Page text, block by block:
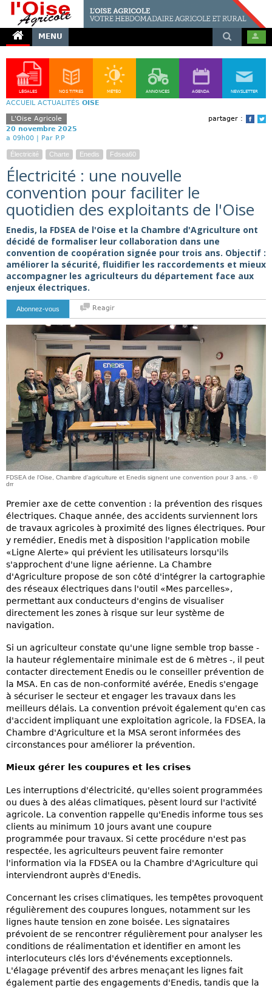
MENU
LÉGALES NOS TITRES MÉTÉO ANNONCES AGENDA NEWSLETTER
ACCUEIL ACTUALITÉS OISE
partager :
L'Oise Agricole
20 novembre 2025
a 09h00 | Par P.P
Électricité Charte Enedis Fdsea60
Électricité : une nouvelle
convention pour faciliter le
quotidien des exploitants de l'Oise
Enedis, la FDSEA de l'Oise et la Chambre d'Agriculture ont
décidé de formaliser leur collaboration dans une
convention de coopération signée pour trois ans. Objectif :
améliorer la sécurité, fluidifier les raccordements et mieux
accompagner les agriculteurs du département face aux
enjeux électriques.
Abonnez-vous Reagir
FDSEA de l'Oise, Chambre d'agriculture et Enedis signent une convention pour 3 ans. - ©
drr
Premier axe de cette convention : la prévention des risques
électriques. Chaque année, des accidents surviennent lors
de travaux agricoles à proximité des lignes électriques. Pour
y remédier, Enedis met à disposition l'application mobile
«Ligne Alerte» qui prévient les utilisateurs lorsqu'ils
s'approchent d'une ligne aérienne. La Chambre
d'Agriculture propose de son côté d'intégrer la cartographie
des réseaux électriques dans l'outil «Mes parcelles»,
permettant aux conducteurs d'engins de visualiser
directement les zones à risque sur leur système de
navigation.
Si un agriculteur constate qu'une ligne semble trop basse -
la hauteur réglementaire minimale est de 6 mètres -, il peut
contacter directement Enedis ou le conseiller prévention de
la MSA. En cas de non-conformité avérée, Enedis s'engage
à sécuriser le secteur et engager les travaux dans les
meilleurs délais. La convention prévoit également qu'en cas
d'accident impliquant une exploitation agricole, la FDSEA, la
Chambre d'Agriculture et la MSA seront informées des
circonstances pour améliorer la prévention.
Mieux gérer les coupures et les crises
Les interruptions d'électricité, qu'elles soient programmées
ou dues à des aléas climatiques, pèsent lourd sur l'activité
agricole. La convention rappelle qu'Enedis informe tous ses
clients au minimum 10 jours avant une coupure
programmée pour travaux. Si cette procédure n'est pas
respectée, les agriculteurs peuvent faire remonter
l'information via la FDSEA ou la Chambre d'Agriculture qui
interviendront auprès d'Enedis.
Concernant les crises climatiques, les tempêtes provoquent
régulièrement des coupures longues, notamment sur les
lignes haute tension en zone boisée. Les signataires
prévoient de se rencontrer régulièrement pour analyser les
conditions de réalimentation et identifier en amont les
interlocuteurs clés lors d'événements exceptionnels.
L'élagage préventif des arbres menaçant les lignes fait
également partie des engagements d'Enedis, tandis que la